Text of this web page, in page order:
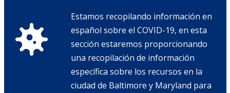
Estamos recopilando información en
español sobre el COVID-19, en esta
sección estaremos proporcionando
una recopilación de información
específica sobre los recursos en la
ciudad de Baltimore y Maryland para